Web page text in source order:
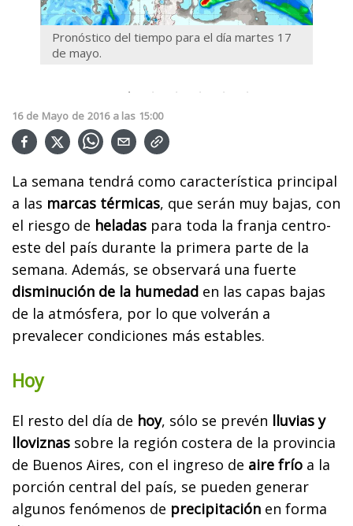
Pronóstico del tiempo para el día martes 17
de mayo.
16 de Mayo de 2016 a las 15:00
La semana tendrá como característica principal
a las marcas térmicas, que serán muy bajas, con
el riesgo de heladas para toda la franja centro-
este del país durante la primera parte de la
semana. Además, se observará una fuerte
disminución de la humedad en las capas bajas
de la atmósfera, por lo que volverán a
prevalecer condiciones más estables.
Hoy
El resto del día de hoy, sólo se prevén lluvias y
lloviznas sobre la región costera de la provincia
de Buenos Aires, con el ingreso de aire frío a la
porción central del país, se pueden generar
algunos fenómenos de precipitación en forma